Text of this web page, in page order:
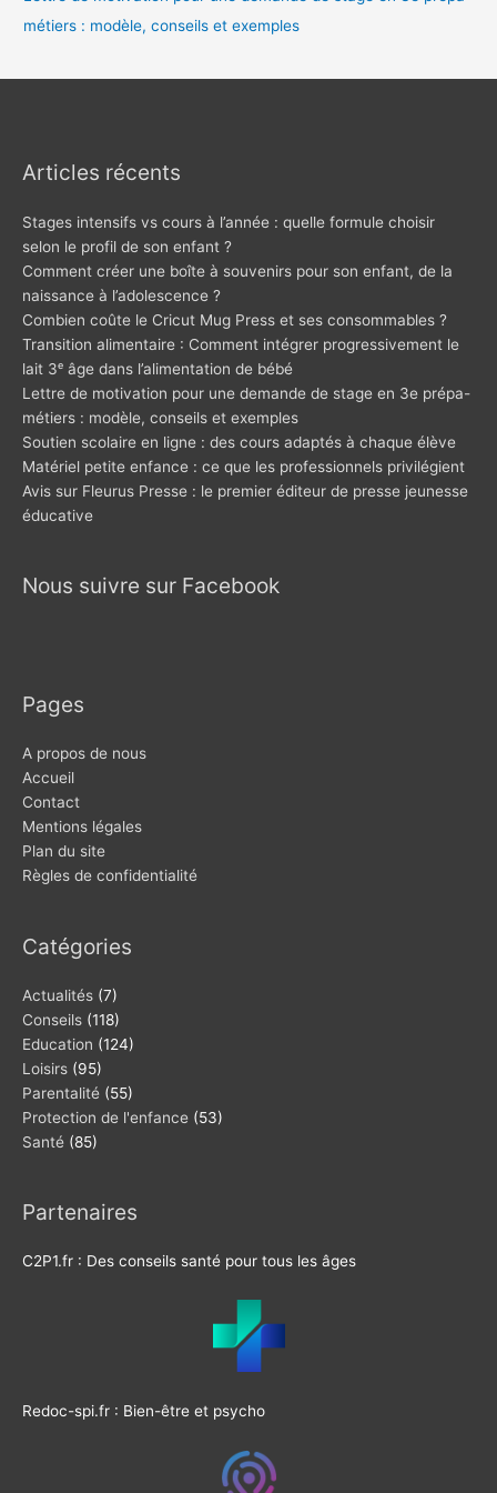
métiers : modèle, conseils et exemples
Articles récents
Stages intensifs vs cours à l’année : quelle formule choisir
selon le profil de son enfant ?
Comment créer une boîte à souvenirs pour son enfant, de la
naissance à l’adolescence ?
Combien coûte le Cricut Mug Press et ses consommables ?
Transition alimentaire : Comment intégrer progressivement le
lait 3ᵉ âge dans l’alimentation de bébé
Lettre de motivation pour une demande de stage en 3e prépa-
métiers : modèle, conseils et exemples
Soutien scolaire en ligne : des cours adaptés à chaque élève
Matériel petite enfance : ce que les professionnels privilégient
Avis sur Fleurus Presse : le premier éditeur de presse jeunesse
éducative
Nous suivre sur Facebook
Pages
A propos de nous
Accueil
Contact
Mentions légales
Plan du site
Règles de confidentialité
Catégories
Actualités (7)
Conseils (118)
Education (124)
Loisirs (95)
Parentalité (55)
Protection de l'enfance (53)
Santé (85)
Partenaires
C2P1.fr : Des conseils santé pour tous les âges
Redoc-spi.fr : Bien-être et psycho